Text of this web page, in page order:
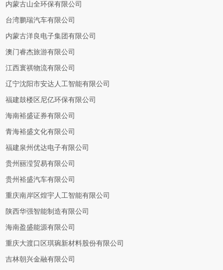
内蒙古山全环保有限公司
台湾鹏瑞汽车有限公司
内蒙古洋良电子集团有限公司
澳门睿杰旅游有限公司
江西寰祺物流有限公司
辽宁沈阳市安达人工智能有限公司
福建鼓楼区尼亿环保有限公司
海南裕盛证券有限公司
青海裕盛文化有限公司
福建泉州优达电子有限公司
贵州丽滢贸易有限公司
贵州裕盛汽车有限公司
重庆南岸区煌宇人工智能有限公司
陕西华强智能制造有限公司
海南盈盛能源有限公司
重庆大渡口区琪琬新材料股份有限公司
吉林朝兴金融有限公司